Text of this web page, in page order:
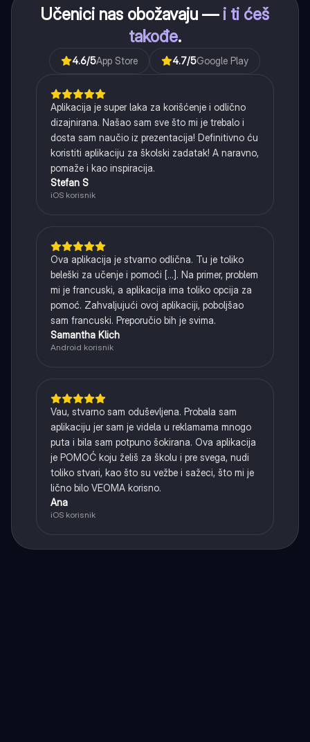
Učenici nas obožavaju — i ti ćeš
takođe.
4.6/5App Store 4.7/5Google Play
Aplikacija je super laka za korišćenje i odlično
dizajnirana. Našao sam sve što mi je trebalo i
dosta sam naučio iz prezentacija! Definitivno ću
koristiti aplikaciju za školski zadatak! A naravno,
pomaže i kao inspiracija.
Stefan S
iOS korisnik
Ova aplikacija je stvarno odlična. Tu je toliko
beleški za učenje i pomoći [...]. Na primer, problem
mi je francuski, a aplikacija ima toliko opcija za
pomoć. Zahvaljujući ovoj aplikaciji, poboljšao
sam francuski. Preporučio bih je svima.
Samantha Klich
Android korisnik
Vau, stvarno sam oduševljena. Probala sam
aplikaciju jer sam je videla u reklamama mnogo
puta i bila sam potpuno šokirana. Ova aplikacija
je POMOĆ koju želiš za školu i pre svega, nudi
toliko stvari, kao što su vežbe i sažeci, što mi je
lično bilo VEOMA korisno.
Ana
iOS korisnik